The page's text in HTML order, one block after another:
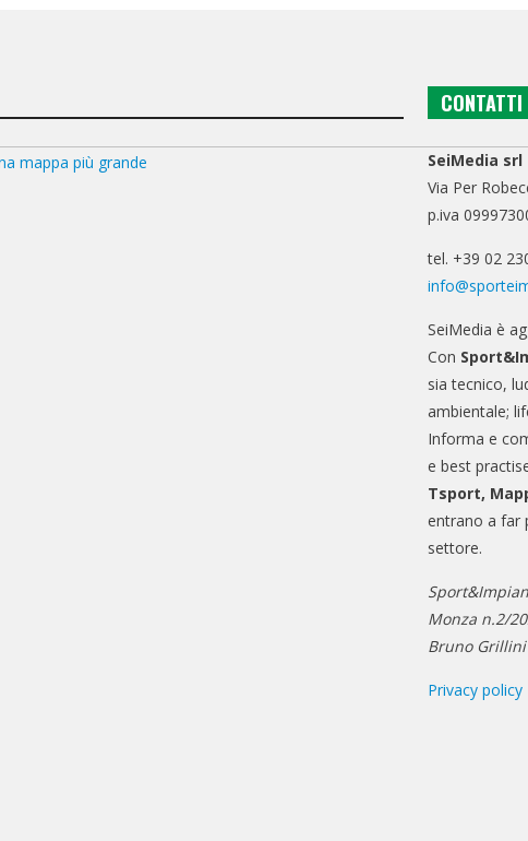
CONTATTI
SeiMedia srl
Via Per
p.iva
tel. +39 02
SeiMedia è
Con
sia tecnico,
ambientale;
Informa e
e best
Tsport,
entrano a far
settore.
Monza n.2/
Bruno Grillini
Privacy policy